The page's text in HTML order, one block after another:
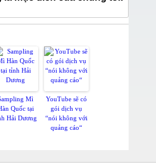
Mì
Quốc tại
Hải Dương
YouTube sẽ có
gói dịch vụ
“nói không với
quảng cáo“